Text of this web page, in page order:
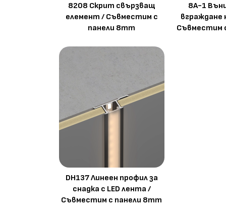
8208 Скрит свързващ
елемент / Съвместим с
панели 8mm
8A-1
вграждане
Съвместим
DH137 Линеен профил за
снадка с LED лента /
Съвместим с панели 8mm